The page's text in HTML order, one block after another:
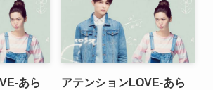
あら
アテンションLOVE-あら